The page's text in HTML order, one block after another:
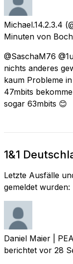
Michael.14.2.3.4
Minuten von
@SaschaM76
nichts anderes
kaum Probleme
47mbits
sogar 63mbits 😊
1&1
Letzte Ausfälle
gemeldet wurden:
Daniel Maier |
berichtet vor 28